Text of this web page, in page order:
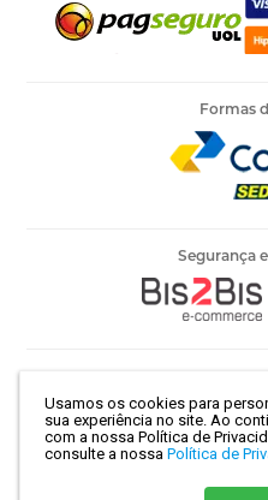
Usamos os cookies para
sua experiência no site. Ao
com a nossa Política de
consulte a nossa Política de
Formas
Segurança
Março, 786 - Centro |